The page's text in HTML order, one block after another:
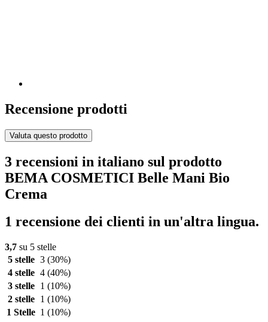
Recensione prodotti
Valuta questo prodotto
3 recensioni in italiano sul prodotto
BEMA COSMETICI Belle Mani Bio
Crema
1 recensione dei clienti in un'altra lingua.
3,7 su 5 stelle
5 stelle 3 (30%)
4 stelle 4 (40%)
3 stelle
1 (10%)
2 stelle
1 (10%)
1 Stelle 1 (10%)